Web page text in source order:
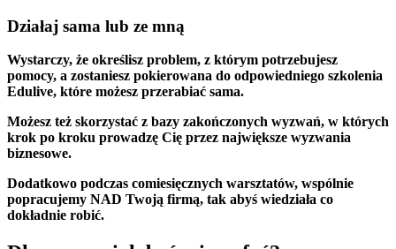
Działaj sama lub ze mną
Wystarczy, że określisz problem, z którym potrzebujesz
pomocy, a zostaniesz pokierowana do odpowiedniego szkolenia
Edulive, które możesz przerabiać sama.
Możesz też skorzystać z bazy zakończonych wyzwań, w których
krok po kroku prowadzę Cię przez największe wyzwania
biznesowe.
Dodatkowo podczas comiesięcznych warsztatów, wspólnie
popracujemy NAD Twoją firmą, tak abyś wiedziała co
dokładnie robić.